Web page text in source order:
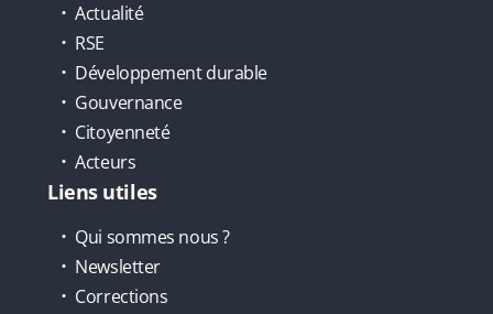
Actualité
RSE
Développement durable
Gouvernance
Citoyenneté
Acteurs
Liens utiles
Qui sommes nous ?
Newsletter
Corrections